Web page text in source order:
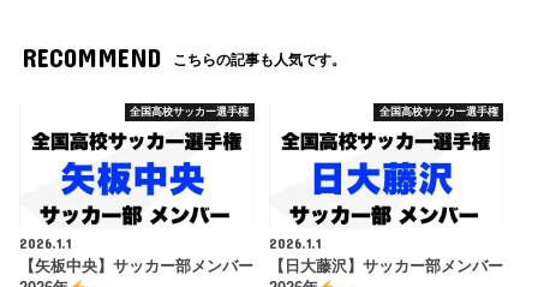
RECOMMEND こちらの記事も人気です。
全国高校サッカー選手権
2026.1.1
【矢板中央】サッカー部メンバー
全国高校サッカー選手権
2026.1.1
【日大藤沢】サッカー部メンバー